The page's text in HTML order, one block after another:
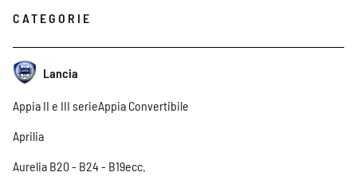
CATEGORIE
Lancia
Appia II e III serieAppia Convertibile
Aprilia
Aurelia B20 - B24 - B19ecc.